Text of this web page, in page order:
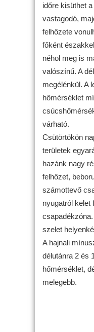
időre kisüthet
vastagodó,
felhőzete
főként
néhol meg is
valószínű. A
megélénkül. A
hőmérséklet
várható.
Csütörtökön
területek
hazánk nagy
felhőzet,
számottevő
nyugatról kelet
szelet
A hajnali
délutánra 2 és
hőmérséklet,
melegebb.